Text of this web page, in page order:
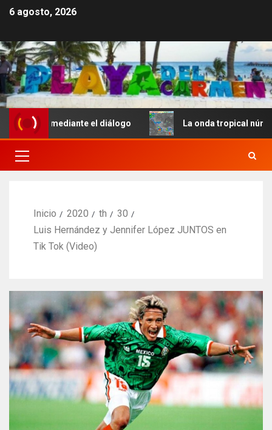
6 agosto, 2026
mediante el diálogo La onda tropical número 25
Inicio 2020 th
30
Luis Hernández y Jennifer López JUNTOS en
Tik Tok (Video)